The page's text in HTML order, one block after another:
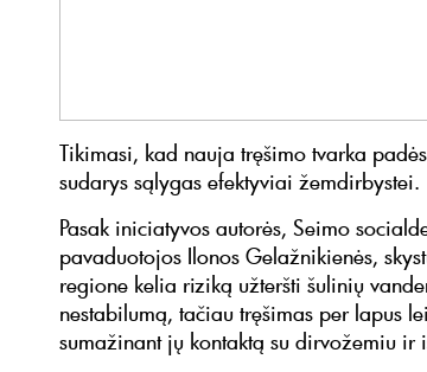
Tikimasi, kad nauja tręšimo tvarka
sudarys sąlygas efektyviai žemdirbystei.
Pasak iniciatyvos autorės, Seimo
pavaduotojos Ilonos Gelažnikienės,
regione kelia riziką užteršti šulinių
nestabilumą, tačiau tręšimas per lapus
sumažinant jų kontaktą su dirvožemiu ir